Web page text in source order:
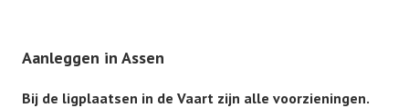
Aanleggen in Assen
Bij de ligplaatsen in de Vaart zijn alle voorzieningen.